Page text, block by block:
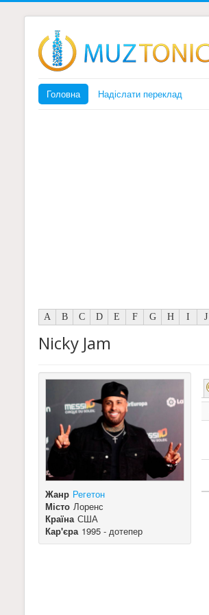
Головна Надіслати переклад
A B C D E F G H I J
Nicky Jam
Жанр Регетон
Місто Лоренс
Країна США
Кар'єра 1995 - дотепер